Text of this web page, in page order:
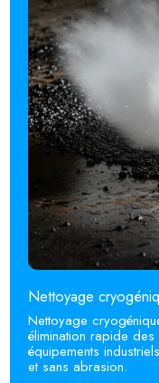
Nettoyage
Nettoyage
élimination rapide
équipements
et sans abrasion.